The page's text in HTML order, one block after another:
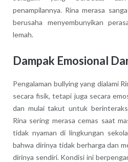
penampilannya. Rina merasa
berusaha menyembunyikan
lemah.
Dampak Emosional
Pengalaman bullying yang dialami
secara fisik, tetapi juga secara
dan mulai takut untuk
Rina sering merasa cemas saat
tidak nyaman di lingkungan
bahwa dirinya tidak berharga dan
dirinya sendiri. Kondisi ini